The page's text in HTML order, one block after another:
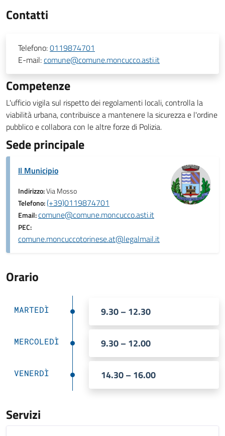
Contatti
Telefono:0119874701
E-mail:comune@comune.moncucco.asti.it
Competenze
L'ufficio vigila sul rispetto dei regolamenti locali, controlla la
viabilità urbana, contribuisce a mantenere la sicurezza e l'ordine
pubblico e collabora con le altre forze di Polizia.
Sede principale
Il Municipio
Indirizzo:Via Mosso
Telefono:(+39)0119874701
Email:comune@comune.moncucco.asti.it
PEC:
comune.moncuccotorinese.at@legalmail.it
Orario
MARTEDÌ 9.30 – 12.30
MERCOLEDÌ 9.30 – 12.00
VENERDÌ 14.30 – 16.00
Servizi